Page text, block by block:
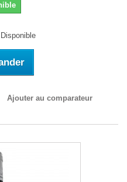
Disponible
Ajouter au comparateur